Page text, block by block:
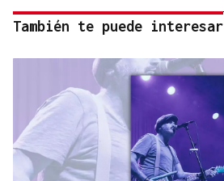
También te puede interesar